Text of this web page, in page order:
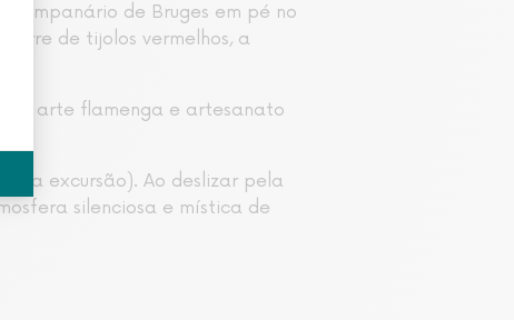
campanário de Bruges em pé no
de tijolos vermelhos, a
de arte flamenga e artesanato
na excursão). Ao deslizar pela
silenciosa e mística de